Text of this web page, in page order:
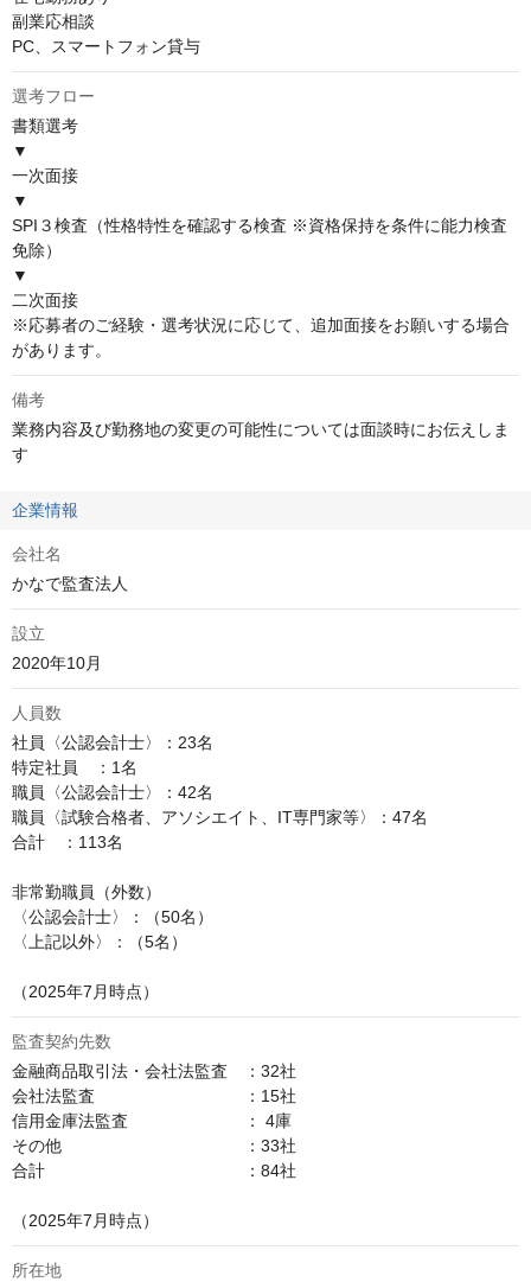
副業応相談
PC、スマートフォン貸与
選考フロー
書類選考
▼
一次面接
▼
SPI３検査（性格特性を確認する検査 ※資格保持を条件に能力検査
免除）
▼
二次面接
※応募者のご経験・選考状況に応じて、追加面接をお願いする場合
があります。
備考
業務内容及び勤務地の変更の可能性については面談時にお伝えしま
す
企業情報
会社名
かなで監査法人
設立
2020年10月
人員数
社員〈公認会計士〉：23名
特定社員　：1名
職員〈公認会計士〉：42名
職員〈試験合格者、アソシエイト、IT専門家等〉：47名
合計　：113名
非常勤職員（外数）
〈公認会計士〉：（50名）
〈上記以外〉：（5名）
（2025年7月時点）
監査契約先数
金融商品取引法・会社法監査　：32社
会社法監査　　　　　　　　　：15社
信用金庫法監査　　　　　　　： 4庫
その他　　　　　　　　　　　：33社
合計　　　　　　　　　　　　：84社
（2025年7月時点）
所在地